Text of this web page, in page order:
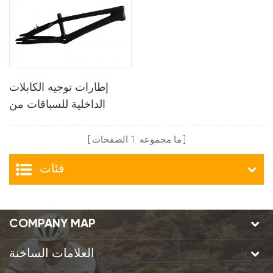
إطارات توجيه الكابلات
الداخلية للسباقات من
ما مجموعه 1 الصفحات
فئات
COMPANY MAP
العلامات الساخنة